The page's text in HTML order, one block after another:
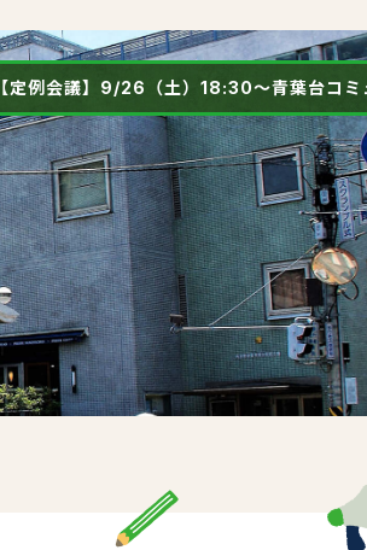
【定例会議】9/26（土）18:30～青葉台コミ